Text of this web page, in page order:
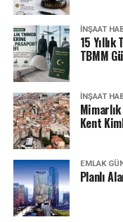
SONRAKI
TOKİ, ucuz konut ve
açıkladı.
ÖNCEKI
Çavundur TOKİ
İNŞAAT
15
TBMM
İNŞAAT
Kent
EMLAK
Planlı